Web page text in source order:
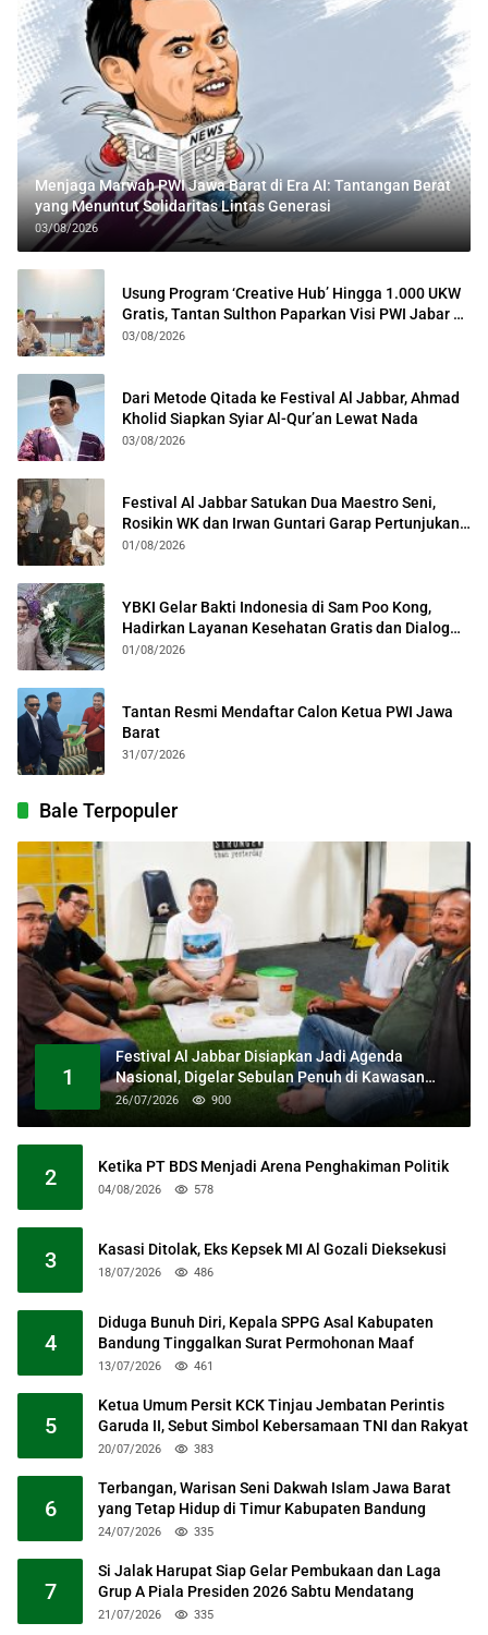
Menjaga Marwah PWI Jawa Barat di Era AI: Tantangan Berat
yang Menuntut Solidaritas Lintas Generasi
03/08/2026
Usung Program ‘Creative Hub’ Hingga 1.000 UKW
Gratis, Tantan Sulthon Paparkan Visi PWI Jabar di
Kota Bogor
03/08/2026
Dari Metode Qitada ke Festival Al Jabbar, Ahmad
Kholid Siapkan Syiar Al-Qur’an Lewat Nada
03/08/2026
Festival Al Jabbar Satukan Dua Maestro Seni,
Rosikin WK dan Irwan Guntari Garap Pertunjukan
Kolosal
01/08/2026
YBKI Gelar Bakti Indonesia di Sam Poo Kong,
Hadirkan Layanan Kesehatan Gratis dan Dialog
Kebangsaan
01/08/2026
Tantan Resmi Mendaftar Calon Ketua PWI Jawa
Barat
31/07/2026
Bale Terpopuler
1
Festival Al Jabbar Disiapkan Jadi Agenda
Nasional, Digelar Sebulan Penuh di Kawasan
Masjid Raya Al Jabbar
26/07/2026 900
2 Ketika PT BDS Menjadi Arena Penghakiman Politik
04/08/2026 578
3 Kasasi Ditolak, Eks Kepsek MI Al Gozali Dieksekusi
18/07/2026 486
4
Diduga Bunuh Diri, Kepala SPPG Asal Kabupaten
Bandung Tinggalkan Surat Permohonan Maaf
13/07/2026 461
5
Ketua Umum Persit KCK Tinjau Jembatan Perintis
Garuda II, Sebut Simbol Kebersamaan TNI dan Rakyat
20/07/2026 383
6
Terbangan, Warisan Seni Dakwah Islam Jawa Barat
yang Tetap Hidup di Timur Kabupaten Bandung
24/07/2026 335
7
Si Jalak Harupat Siap Gelar Pembukaan dan Laga
Grup A Piala Presiden 2026 Sabtu Mendatang
21/07/2026 335